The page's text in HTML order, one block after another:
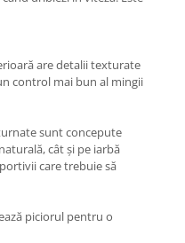
are detalii texturate
control mai bun al mingii
sunt concepute
cât și pe iarbă
care trebuie să
piciorul pentru o